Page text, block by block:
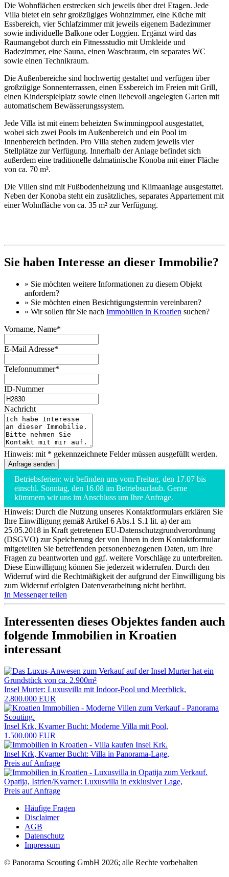
Die Wohnflächen erstrecken sich jeweils über drei Etagen. Jede
Villa bietet ein sehr großzügiges Wohnzimmer, eine Küche mit
Essbereich, vier Schlafzimmer mit jeweils eigenem Badezimmer
sowie individuelle Balkone oder Loggien. Ergänzt wird das
Raumangebot durch ein Fitnessstudio mit Umkleide und
Badezimmer, eine Sauna, einen Waschraum, ein separates WC
sowie einen Technikraum.
Die Außenbereiche sind hochwertig gestaltet und verfügen über
großzügige Sonnenterrassen, einen Essbereich im Freien mit Grill,
einen Kinderspielplatz sowie einen liebevoll angelegten Garten mit
automatischem Bewässerungssystem.
Jede Villa ist mit einem beheizten Swimmingpool ausgestattet,
wobei sich zwei Pools im Außenbereich und ein Pool im
Innenbereich befinden. Pro Villa stehen zudem jeweils vier
Stellplätze zur Verfügung. Innerhalb der Anlage befindet sich
außerdem eine traditionelle dalmatinische Konoba mit einer Fläche
von ca. 70 m².
Die Villen sind mit Fußbodenheizung und Klimaanlage ausgestattet.
Neben der Konoba steht ein zusätzliches, separates Appartement mit
einer Wohnfläche von ca. 35 m² zur Verfügung.
Sie haben Interesse an dieser Immobilie?
» Sie möchten weitere Informationen zu diesem Objekt
anfordern?
» Sie möchten einen Besichtigungstermin vereinbaren?
» Wir sollen für Sie nach Immobilien in Kroatien suchen?
Vorname, Name*
E-Mail Adresse*
Telefonnummer*
ID-Nummer
Nachricht
Hinweis: mit * gekennzeichnete Felder müssen ausgefüllt werden.
Betriebsferien: wir befinden uns vom Freitag, den 17.07 bis
einschl. Sonntag, den 16.08 im Betriebsurlaub. Gerne
kümmern wir uns im Anschluss um Ihre Anfrage.
Hinweis: Durch die Nutzung unseres Kontaktformulars erklären Sie
Ihre Einwilligung gemäß Artikel 6 Abs.1 S.1 lit. a) der am
25.05.2018 in Kraft getretenen EU-Datenschutzgrundverordnung
(DSGVO) zur Speicherung der von Ihnen in dem Kontaktformular
mitgeteilten Sie betreffenden personenbezogenen Daten, um Ihre
Fragen zu beantworten und ggf. weitere Vorschläge zu unterbreiten.
Diese Einwilligung können Sie jederzeit widerrufen. Durch den
Widerruf wird die Rechtmäßigkeit der aufgrund der Einwilligung bis
zum Widerruf erfolgten Datenverarbeitung nicht berührt.
In Messenger teilen
Interessenten dieses Objektes fanden auch
folgende Immobilien in Kroatien
interessant
Insel Murter: Luxusvilla mit Indoor-Pool und Meerblick,
2.800.000 EUR
Insel Krk, Kvarner Bucht: Moderne Villa mit Pool,
1.500.000 EUR
Insel Krk, Kvarner Bucht: Villa in Panorama-Lage,
Preis auf Anfrage
Opatija, Istrien/Kvarner: Luxusvilla in exklusiver Lage,
Preis auf Anfrage
Häufige Fragen
Disclaimer
AGB
Datenschutz
Impressum
© Panorama Scouting GmbH 2026; alle Rechte vorbehalten